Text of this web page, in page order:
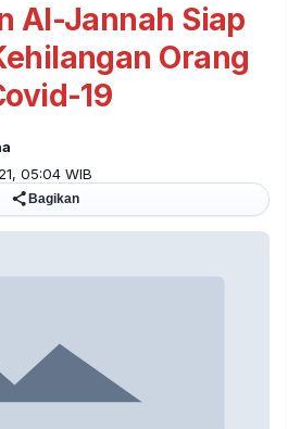
Al-Jannah Siap
Orang
19
05:04 WIB
Bagikan